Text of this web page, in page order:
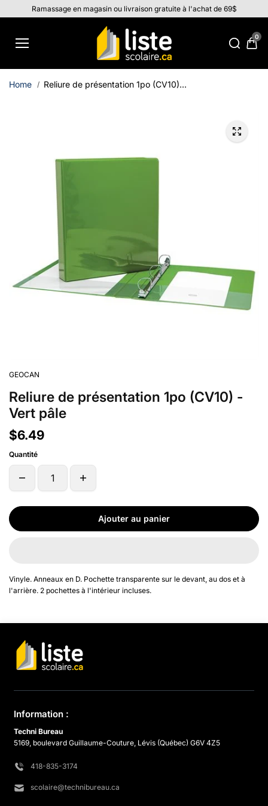
Aller au
contenu
Ramassage en magasin ou livraison gratuite à l'achat de 69$
0
Home Reliure de présentation 1po (CV10)...
GEOCAN
Reliure de présentation 1po (CV10) -
Vert pâle
$6.49
Quantité
Ajouter au panier
Vinyle. Anneaux en D. Pochette transparente sur le devant, au dos et à
l'arrière. 2 pochettes à l'intérieur incluses.
Information :
Techni Bureau
5169, boulevard Guillaume-Couture, Lévis (Québec) G6V 4Z5
418-835-3174
scolaire@technibureau.ca